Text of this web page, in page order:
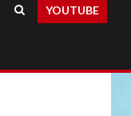
YOUTUBE